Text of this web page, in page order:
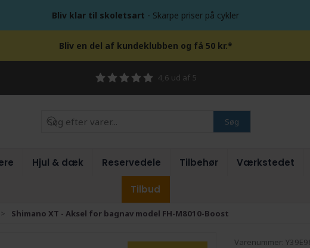
Bliv klar til skoletsart - Skarpe priser på cykler
Bliv en del af kundeklubben og få 50 kr.*
4,6 ud af 5
Søg
Hjul & dæk Reservedele Tilbehør Værkstedet
Tilbud
Shimano XT - Aksel for bagnav model FH-M8010-Boost
Varenummer: